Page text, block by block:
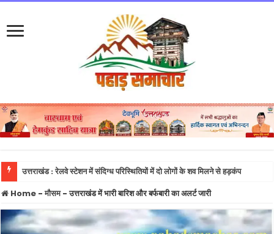
उत्तराखंड : रेलवे स्टेशन में संदिग्ध परिस्थितियों में दो लोगों के शव मिलने से हड़कंप
Home - मौसम- उत्तराखंड में भारी बारिश और बर्फबारी का अलर्ट जारी